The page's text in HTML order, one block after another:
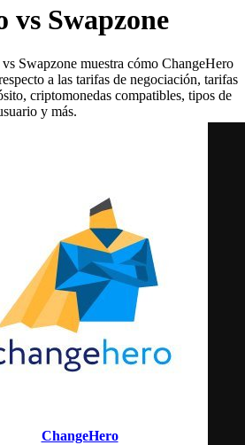
vs Swapzone
Swapzone muestra cómo ChangeHero
a las tarifas de negociación, tarifas
criptomonedas compatibles, tipos de
y más.
ChangeHero